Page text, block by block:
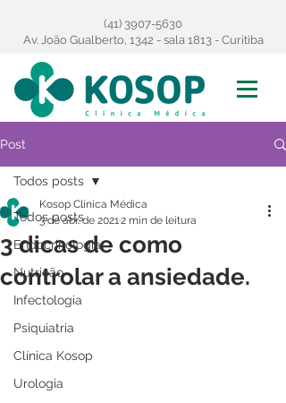
(41) 3907-5630
Av. João Gualberto, 1342 - sala 1813 - Curitiba
Post
Todos posts
Endocrinologia
Nutrição
Infectologia
Psiquiatria
Clínica Kosop
Urologia
Todos posts
3 dicas de como
controlar a ansiedade.
Kosop Clínica Médica
3 de abr. de 20212 min de leitura